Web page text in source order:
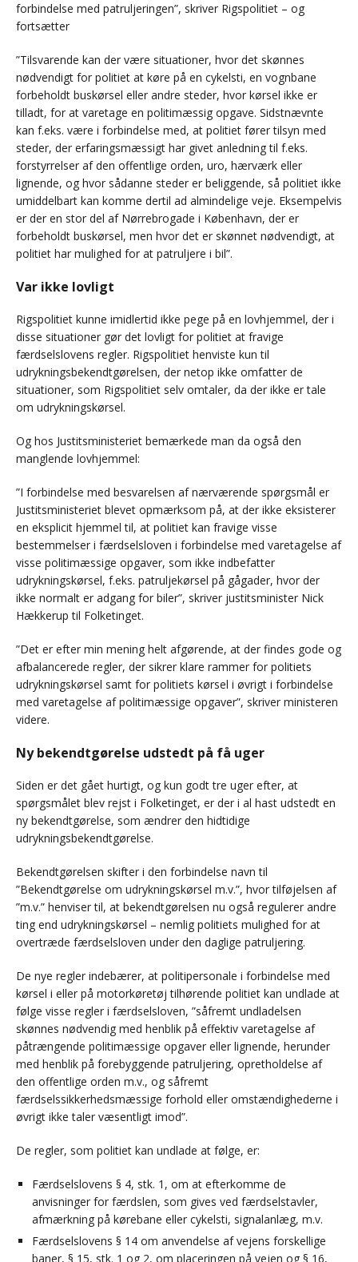
forbindelse med patruljeringen”, skriver Rigspolitiet – og
fortsætter
”Tilsvarende kan der være situationer, hvor det skønnes
nødvendigt for politiet at køre på en cykelsti, en vognbane
forbeholdt buskørsel eller andre steder, hvor kørsel ikke er
tilladt, for at varetage en politimæssig opgave. Sidstnævnte
kan f.eks. være i forbindelse med, at politiet fører tilsyn med
steder, der erfaringsmæssigt har givet anledning til f.eks.
forstyrrelser af den offentlige orden, uro, hærværk eller
lignende, og hvor sådanne steder er beliggende, så politiet ikke
umiddelbart kan komme dertil ad almindelige veje. Eksempelvis
er der en stor del af Nørrebrogade i København, der er
forbeholdt buskørsel, men hvor det er skønnet nødvendigt, at
politiet har mulighed for at patruljere i bil”.
Var ikke lovligt
Rigspolitiet kunne imidlertid ikke pege på en lovhjemmel, der i
disse situationer gør det lovligt for politiet at fravige
færdselslovens regler. Rigspolitiet henviste kun til
udrykningsbekendtgørelsen, der netop ikke omfatter de
situationer, som Rigspolitiet selv omtaler, da der ikke er tale
om udrykningskørsel.
Og hos Justitsministeriet bemærkede man da også den
manglende lovhjemmel:
”I forbindelse med besvarelsen af nærværende spørgsmål er
Justitsministeriet blevet opmærksom på, at der ikke eksisterer
en eksplicit hjemmel til, at politiet kan fravige visse
bestemmelser i færdselsloven i forbindelse med varetagelse af
visse politimæssige opgaver, som ikke indbefatter
udrykningskørsel, f.eks. patruljekørsel på gågader, hvor der
ikke normalt er adgang for biler”, skriver justitsminister Nick
Hækkerup til Folketinget.
”Det er efter min mening helt afgørende, at der findes gode og
afbalancerede regler, der sikrer klare rammer for politiets
udrykningskørsel samt for politiets kørsel i øvrigt i forbindelse
med varetagelse af politimæssige opgaver”, skriver ministeren
videre.
Ny bekendtgørelse udstedt på få uger
Siden er det gået hurtigt, og kun godt tre uger efter, at
spørgsmålet blev rejst i Folketinget, er der i al hast udstedt en
ny bekendtgørelse, som ændrer den hidtidige
udrykningsbekendtgørelse.
Bekendtgørelsen skifter i den forbindelse navn til
”Bekendtgørelse om udrykningskørsel m.v.”, hvor tilføjelsen af
”m.v.” henviser til, at bekendtgørelsen nu også regulerer andre
ting end udrykningskørsel – nemlig politiets mulighed for at
overtræde færdselsloven under den daglige patruljering.
De nye regler indebærer, at politipersonale i forbindelse med
kørsel i eller på motorkøretøj tilhørende politiet kan undlade at
følge visse regler i færdselsloven, ”såfremt undladelsen
skønnes nødvendig med henblik på effektiv varetagelse af
påtrængende politimæssige opgaver eller lignende, herunder
med henblik på forebyggende patruljering, opretholdelse af
den offentlige orden m.v., og såfremt
færdselssikkerhedsmæssige forhold eller omstændighederne i
øvrigt ikke taler væsentligt imod”.
De regler, som politiet kan undlade at følge, er:
Færdselslovens § 4, stk. 1, om at efterkomme de
anvisninger for færdslen, som gives ved færdselstavler,
afmærkning på kørebane eller cykelsti, signalanlæg, m.v.
Færdselslovens § 14 om anvendelse af vejens forskellige
baner, § 15, stk. 1 og 2, om placeringen på vejen og § 16,